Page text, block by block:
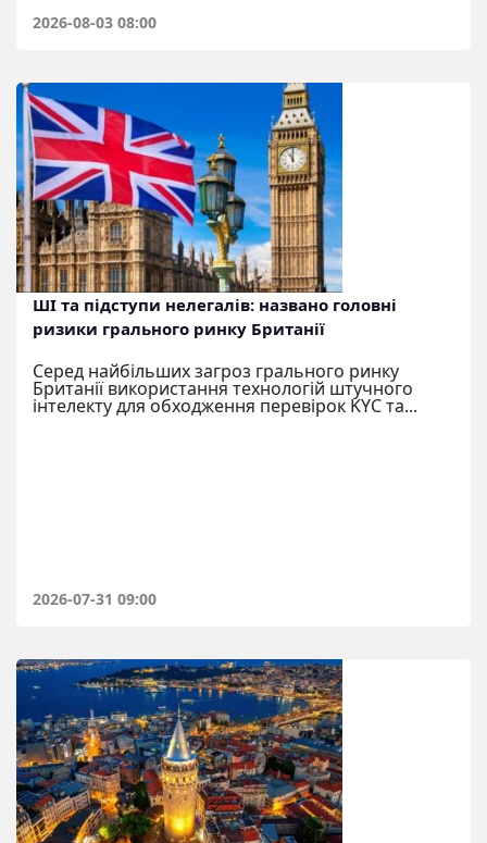
2026-08-03 08:00
ШІ та підступи нелегалів: названо головні
ризики грального ринку Британії
Серед найбільших загроз грального ринку
Британії використання технологій штучного
інтелекту для обходження перевірок KYC та...
2026-07-31 09:00